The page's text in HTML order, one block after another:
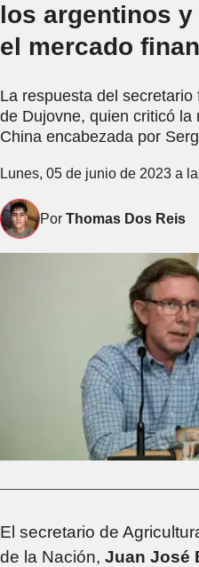
los argentinos
el mercado
La respuesta del
de Dujovne, quien criticó la
China encabezada por
Lunes, 05 de junio de 2023 a
Por Thomas Dos Reis
El secretario de
de la Nación, Juan José